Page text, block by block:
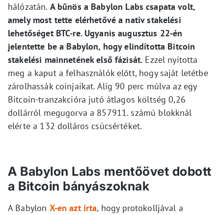
hálózatán. A bűnös a Babylon Labs csapata volt,
amely most tette elérhetővé a natív stakelési
lehetőséget BTC-re. Ugyanis augusztus 22-én
jelentette be a Babylon, hogy elindította Bitcoin
stakelési mainnetének első fázisát. Ezzel nyitotta
meg a kaput a felhasználók előtt, hogy saját letétbe
zárolhassák coinjaikat. Alig 90 perc múlva az egy
Bitcoin-tranzakcióra jutó átlagos költség 0,26
dollárról megugorva a 857911. számú blokknál
elérte a 132 dolláros csúcsértéket.
A Babylon Labs mentőövet dobott
a Bitcoin bányászoknak
A Babylon X-en azt írta, hogy protokolljával a